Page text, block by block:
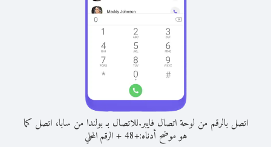
اتصل بالرقم من لوحة اتصال فايبر.للاتصال بـ بولندا من سابا، اتصل كما
هو موضح أدناه:+
48
+الرقم المحلي